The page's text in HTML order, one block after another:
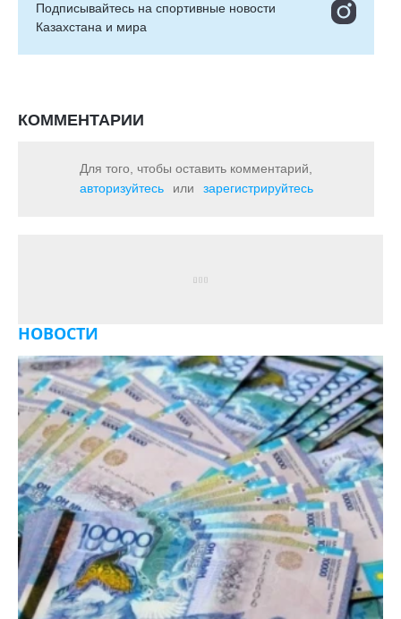
Подписывайтесь на cпортивные новости
Казахстана и мира
КОММЕНТАРИИ
Для того, чтобы оставить комментарий,
авторизуйтесь
или зарегистрируйтесь
НОВОСТИ